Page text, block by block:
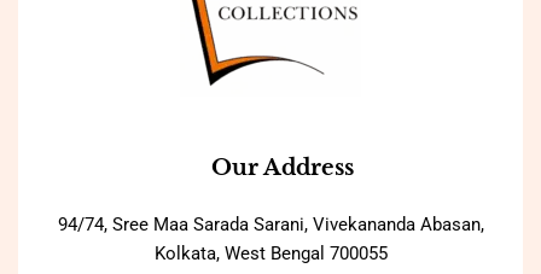
Our Address
94/74, Sree Maa Sarada Sarani, Vivekananda Abasan,
Kolkata, West Bengal 700055